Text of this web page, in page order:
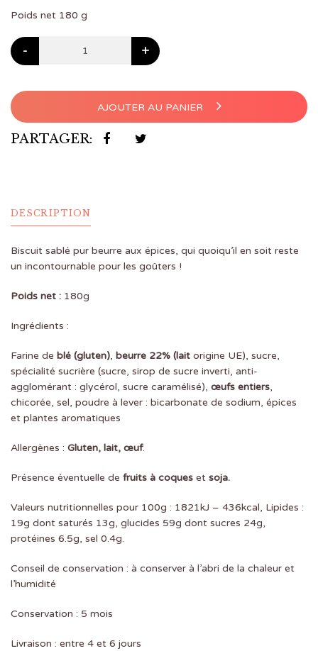
Poids net 180 g
- +
AJOUTER AU PANIER
PARTAGER:
DESCRIPTION
Biscuit sablé pur beurre aux épices, qui quoiqu’il en soit reste
un incontournable pour les goûters !
Poids net : 180g
Ingrédients :
Farine de blé (gluten), beurre 22% (lait origine UE), sucre,
spécialité sucrière (sucre, sirop de sucre inverti, anti-
agglomérant : glycérol, sucre caramélisé), œufs entiers,
chicorée, sel, poudre à lever : bicarbonate de sodium, épices
et plantes aromatiques
Allergènes : Gluten, lait, œuf.
Présence éventuelle de fruits à coques et soja.
Valeurs nutritionnelles pour 100g : 1821kJ – 436kcal, Lipides :
19g dont saturés 13g, glucides 59g dont sucres 24g,
protéines 6.5g, sel 0.4g.
Conseil de conservation : à conserver à l’abri de la chaleur et
l’humidité
Conservation : 5 mois
Livraison : entre 4 et 6 jours